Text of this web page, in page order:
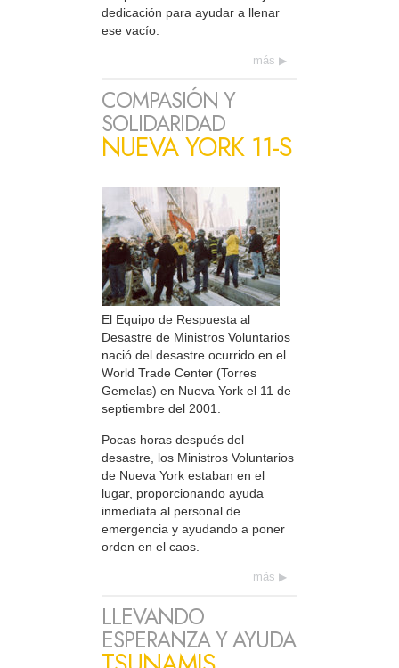
dedicación para ayudar a llenar
ese vacío.
más
COMPASIÓN Y
SOLIDARIDAD
NUEVA YORK 11-S
El Equipo de Respuesta al
Desastre de Ministros Voluntarios
nació del desastre ocurrido en el
World Trade Center (Torres
Gemelas) en Nueva York el 11 de
septiembre del 2001.
Pocas horas después del
desastre, los Ministros Voluntarios
de Nueva York estaban en el
lugar, proporcionando ayuda
inmediata al personal de
emergencia y ayudando a poner
orden en el caos.
más
LLEVANDO
ESPERANZA Y AYUDA